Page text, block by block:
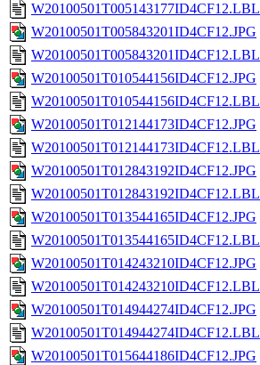
W20100501T005143177ID4CF12.LBL
W20100501T005843201ID4CF12.JPG
W20100501T005843201ID4CF12.LBL
W20100501T010544156ID4CF12.JPG
W20100501T010544156ID4CF12.LBL
W20100501T012144173ID4CF12.JPG
W20100501T012144173ID4CF12.LBL
W20100501T012843192ID4CF12.JPG
W20100501T012843192ID4CF12.LBL
W20100501T013544165ID4CF12.JPG
W20100501T013544165ID4CF12.LBL
W20100501T014243210ID4CF12.JPG
W20100501T014243210ID4CF12.LBL
W20100501T014944274ID4CF12.JPG
W20100501T014944274ID4CF12.LBL
W20100501T015644186ID4CF12.JPG